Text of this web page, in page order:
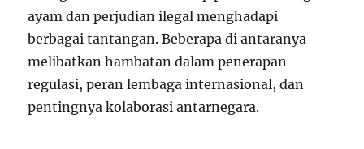
ayam dan perjudian ilegal menghadapi
berbagai tantangan. Beberapa di antaranya
melibatkan hambatan dalam penerapan
regulasi, peran lembaga internasional, dan
pentingnya kolaborasi antarnegara.